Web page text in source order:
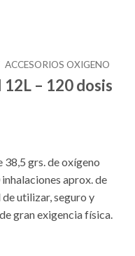
ACCESORIOS OXIGENO
– 120 dosis
grs. de oxígeno
aprox. de
utilizar, seguro y
gran exigencia física.